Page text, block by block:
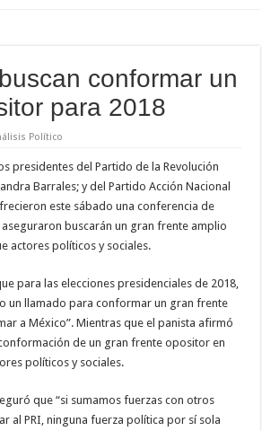
conformar un
para 2018
Político
presidentes del Partido de la Revolución
Barrales; y del Partido Acción Nacional
este sábado una conferencia de
buscarán un gran frente amplio
actores políticos y sociales.
para las elecciones presidenciales de 2018,
un llamado para conformar un gran frente
a México”. Mientras que el panista afirmó
de un gran frente opositor en
políticos y sociales.
que “si sumamos fuerzas con otros
al PRI, ninguna fuerza política por sí sola